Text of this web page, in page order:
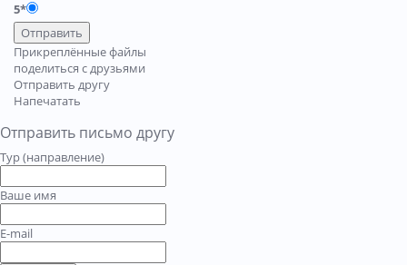
5*
Отправить
Прикреплённые файлы
поделиться с друзьями
Отправить другу
Напечатать
Отправить письмо другу
Тур (направление)
Ваше имя
E-mail